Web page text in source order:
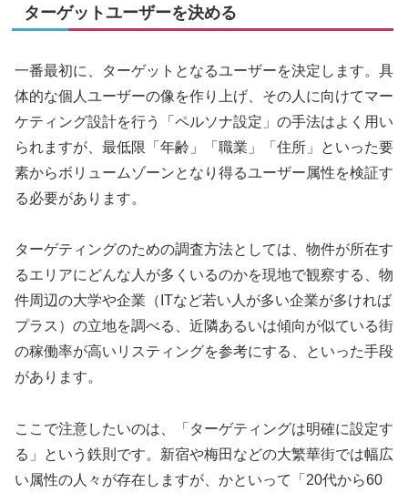
ターゲットユーザーを決める
一番最初に、ターゲットとなるユーザーを決定します。具
体的な個人ユーザーの像を作り上げ、その人に向けてマー
ケティング設計を行う「ペルソナ設定」の手法はよく用い
られますが、最低限「年齢」「職業」「住所」といった要
素からボリュームゾーンとなり得るユーザー属性を検証す
る必要があります。
ターゲティングのための調査方法としては、物件が所在す
るエリアにどんな人が多くいるのかを現地で観察する、物
件周辺の大学や企業（ITなど若い人が多い企業が多ければ
プラス）の立地を調べる、近隣あるいは傾向が似ている街
の稼働率が高いリスティングを参考にする、といった手段
があります。
ここで注意したいのは、「ターゲティングは明確に設定す
る」という鉄則です。新宿や梅田などの大繁華街では幅広
い属性の人々が存在しますが、かといって「20代から60